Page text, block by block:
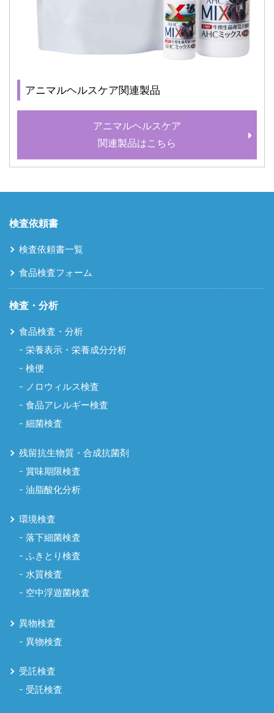
アニマルヘルスケア関連製品
アニマルヘルスケア
関連製品はこちら
検査依頼書
検査依頼書一覧
食品検査フォーム
検査・分析
食品検査・分析
栄養表示・栄養成分分析
検便
ノロウィルス検査
食品アレルギー検査
細菌検査
残留抗生物質・合成抗菌剤
賞味期限検査
油脂酸化分析
環境検査
落下細菌検査
ふきとり検査
水質検査
空中浮遊菌検査
異物検査
異物検査
受託検査
受託検査